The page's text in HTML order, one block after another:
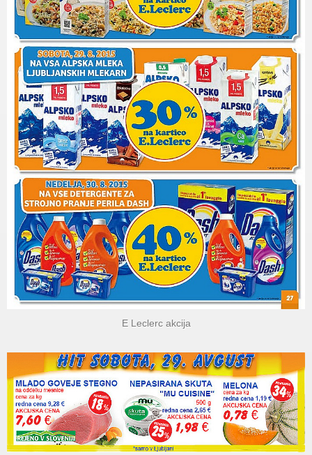
E Leclerc akcija